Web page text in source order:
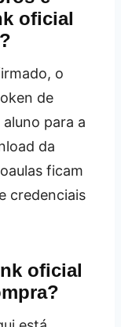
oficial
o
de
para a
da
ficam
credenciais
oficial